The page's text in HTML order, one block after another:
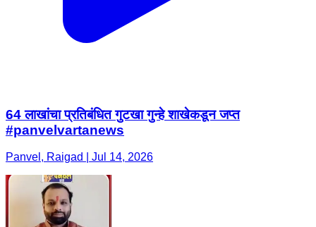
64 लाखांचा प्रतिबंधित गुटखा गुन्हे शाखेकडून जप्त
#panvelvartanews
Panvel, Raigad | Jul 14, 2026